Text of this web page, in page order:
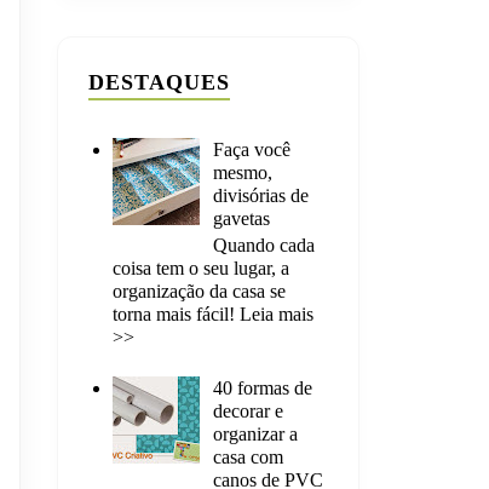
DESTAQUES
Faça você
mesmo,
divisórias de
gavetas
Quando cada
coisa tem o seu lugar, a
organização da casa se
torna mais fácil! Leia mais
>>
40 formas de
decorar e
organizar a
casa com
canos de PVC